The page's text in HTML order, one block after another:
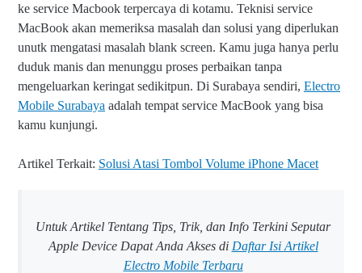
ke service Macbook terpercaya di kotamu. Teknisi service
MacBook akan memeriksa masalah dan solusi yang diperlukan
unutk mengatasi masalah blank screen. Kamu juga hanya perlu
duduk manis dan menunggu proses perbaikan tanpa
mengeluarkan keringat sedikitpun. Di Surabaya sendiri, Electro
Mobile Surabaya adalah tempat service MacBook yang bisa
kamu kunjungi.
Artikel Terkait: Solusi Atasi Tombol Volume iPhone Macet
Untuk Artikel Tentang Tips, Trik, dan Info Terkini Seputar
Apple Device Dapat Anda Akses di Daftar Isi Artikel
Electro Mobile Terbaru